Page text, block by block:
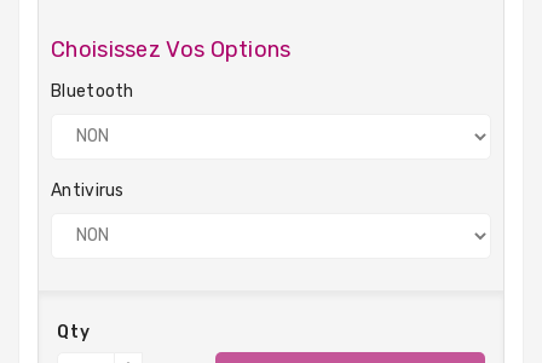
Choisissez Vos Options
Bluetooth
Antivirus
Qty